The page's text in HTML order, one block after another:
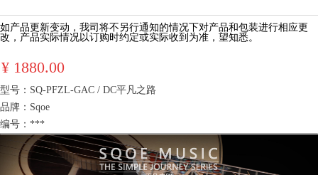
型号：SQ-PFZL-GAC / DC平凡之路
品牌：Sqoe
编号：***
¥ 1880.00
如产品更新变动，我司将不另行通知的情况下对产品和包装进行相应更
改， 产品实际情况以订购时约定或实际收到为准，望知悉。